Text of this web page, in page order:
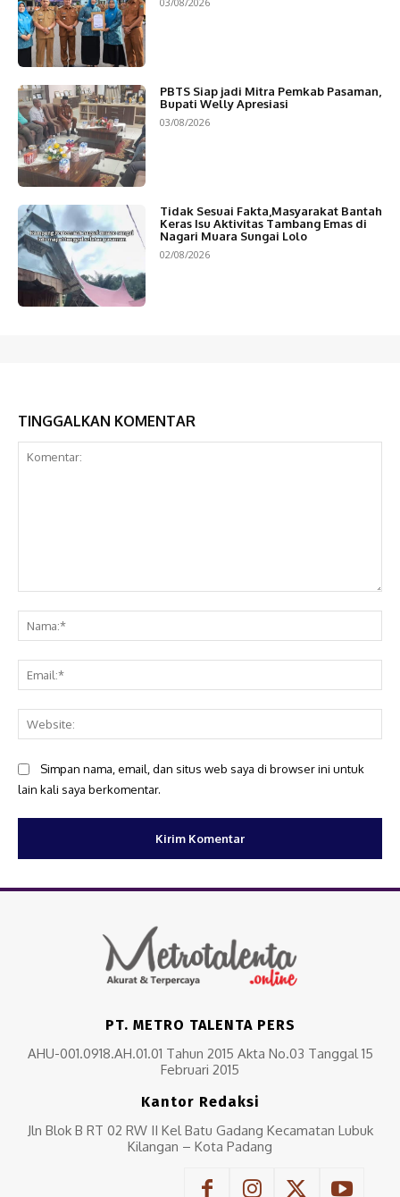
PBTS Siap jadi Mitra Pemkab Pasaman,
Bupati Welly Apresiasi
03/08/2026
Tidak Sesuai Fakta,Masyarakat Bantah
Keras Isu Aktivitas Tambang Emas di
Nagari Muara Sungai Lolo
02/08/2026
TINGGALKAN KOMENTAR
Simpan nama, email, dan situs web saya di browser ini untuk
lain kali saya berkomentar.
PT. METRO TALENTA PERS
AHU-001.0918.AH.01.01 Tahun 2015 Akta No.03 Tanggal 15
Februari 2015
Kantor Redaksi
Jln Blok B RT 02 RW II Kel Batu Gadang Kecamatan Lubuk
Kilangan – Kota Padang